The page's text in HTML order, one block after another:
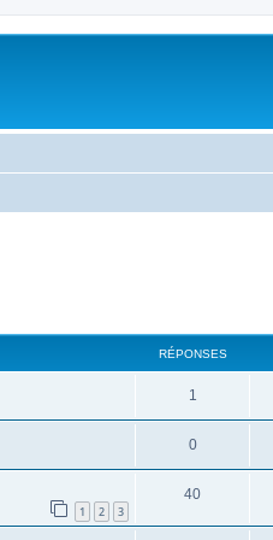
RÉPONSES
1
0
1 2 3
40